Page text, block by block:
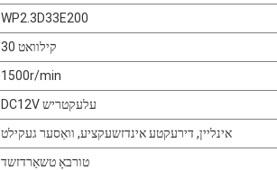
WP2.3D33E200
30 קילוואט
1500r/min
DC12V עלעקטריש
אינליין, דירעקטע אינדזשעקציע, וואַסער געקילט
טורבאָ טשאַרדזשד